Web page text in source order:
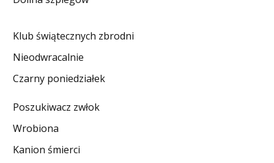
KONTAKT
Klub świątecznych zbrodni
Nieodwracalnie
Czarny poniedziałek
Poszukiwacz zwłok
Wrobiona
Kanion śmierci